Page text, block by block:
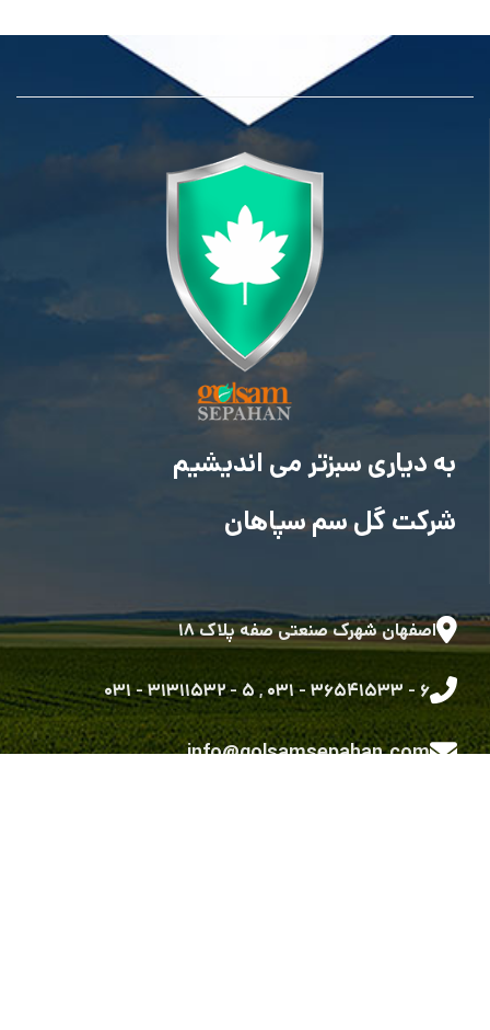
به دیاری سبزتر می اندیشیم
شرکت گل سم سپاهان
اصفهان شهرک صنعتی صفه پلاک ۱۸
۶ - ۳۶۵۴۱۵۳۳ - ۰۳۱ ,۵ - ۳۱۳۱۱۵۳۲ - ۰۳۱
info@golsamsepahan.com